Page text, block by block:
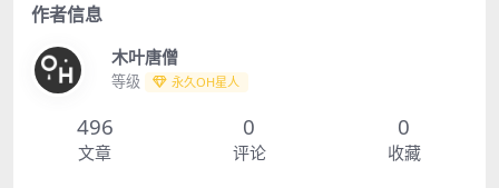
作者信息
木叶唐僧
等级 永久OH星人
496
文章
0
评论
0
收藏